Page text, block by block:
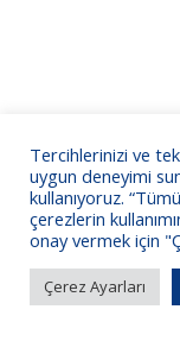
Tercihlerinizi ve
uygun deneyimi
kullanıyoruz.
çerezlerin
onay vermek için
Çerez Ayarları